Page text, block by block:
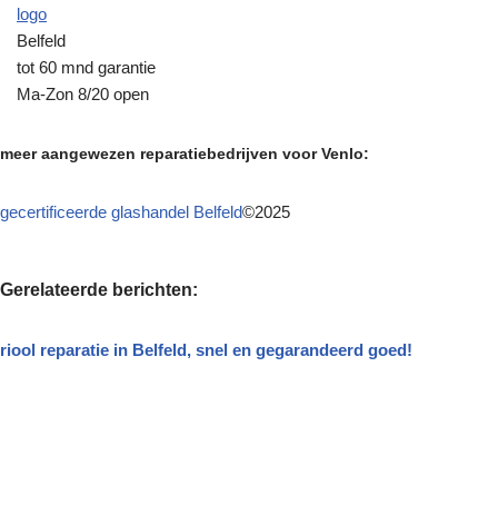
logo
Belfeld
tot 60 mnd garantie
Ma-Zon 8/20 open
meer aangewezen reparatiebedrijven voor Venlo:
gecertificeerde glashandel Belfeld©2025
Gerelateerde berichten:
riool reparatie in Belfeld, snel en gegarandeerd goed!